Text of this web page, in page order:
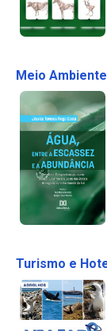
Meio Ambiente
Turismo e